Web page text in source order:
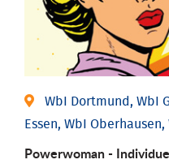
WbI Dortmund, WbI
Essen, WbI
Powerwoman -